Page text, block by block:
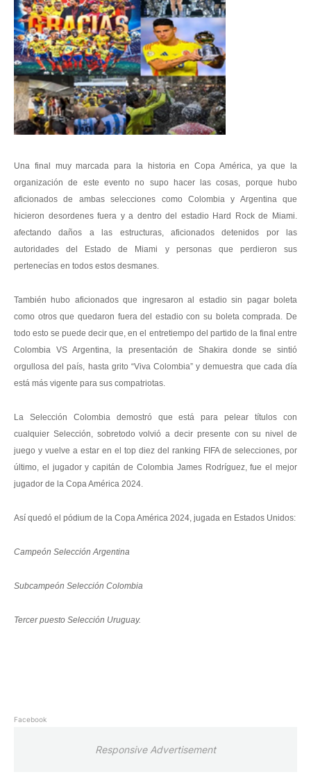
Una final muy marcada para la historia en Copa América, ya que la
organización de este evento no supo hacer las cosas, porque hubo
aficionados de ambas selecciones como Colombia y Argentina que
hicieron desordenes fuera y a dentro del estadio Hard Rock de Miami.
afectando daños a las estructuras, aficionados detenidos por las
autoridades del Estado de Miami y personas que perdieron sus
pertenecías en todos estos desmanes.
También hubo aficionados que ingresaron al estadio sin pagar boleta
como otros que quedaron fuera del estadio con su boleta comprada. De
todo esto se puede decir que, en el entretiempo del partido de la final entre
Colombia VS Argentina, la presentación de Shakira donde se sintió
orgullosa del país, hasta grito “Viva Colombia” y demuestra que cada día
está más vigente para sus compatriotas.
La Selección Colombia demostró que está para pelear títulos con
cualquier Selección, sobretodo volvió a decir presente con su nivel de
juego y vuelve a estar en el top diez del ranking FIFA de selecciones, por
último, el jugador y capitán de Colombia James Rodríguez, fue el mejor
jugador de la Copa América 2024.
Así quedó el pódium de la Copa América 2024, jugada en Estados Unidos:
Campeón Selección Argentina
Subcampeón Selección Colombia
Tercer puesto Selección Uruguay.
Facebook
Responsive Advertisement